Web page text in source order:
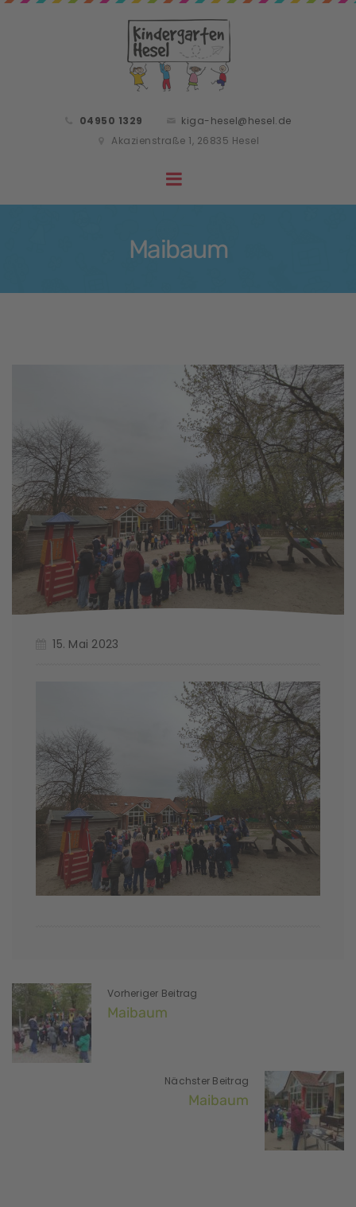
04950 1329
kiga-hesel@hesel.de
Akazienstraße 1, 26835 Hesel
Maibaum
15. Mai 2023
Vorheriger Beitrag
Maibaum
Nächster Beitrag
Maibaum